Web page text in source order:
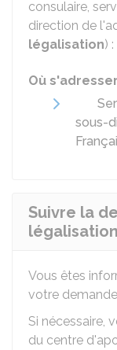
consulaire,
direction de
légalisation) :
Où
sous-
Suivre la
légalisation
Vous êtes
votre
Si nécessaire,
du centre